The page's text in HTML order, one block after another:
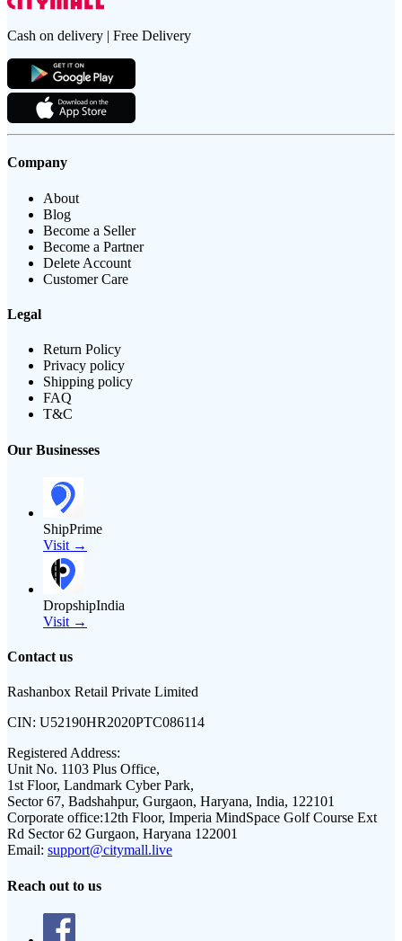
Cash on delivery | Free Delivery
Company
About
Blog
Become a Seller
Become a Partner
Delete Account
Customer Care
Legal
Return Policy
Privacy policy
Shipping policy
FAQ
T&C
Our Businesses
ShipPrime
Visit →
DropshipIndia
Visit →
Contact us
Rashanbox Retail Private Limited
CIN: U52190HR2020PTC086114
Registered Address:
Unit No. 1103 Plus Office,
1st Floor, Landmark Cyber Park,
Sector 67, Badshahpur, Gurgaon, Haryana, India, 122101
Corporate office:12th Floor, Imperia MindSpace Golf Course Ext
Rd Sector 62 Gurgaon, Haryana 122001
Email: support@citymall.live
Reach out to us